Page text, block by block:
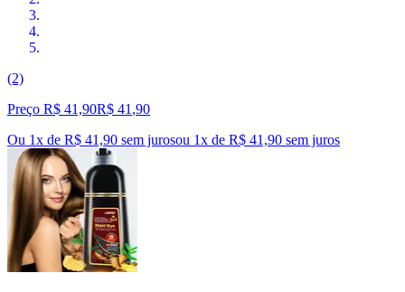
(2)
Preço R$ 41,90R$ 41 ,90
Ou 1x de R$ 41,90 sem jurosou 1x de R$ 41,90 sem juros